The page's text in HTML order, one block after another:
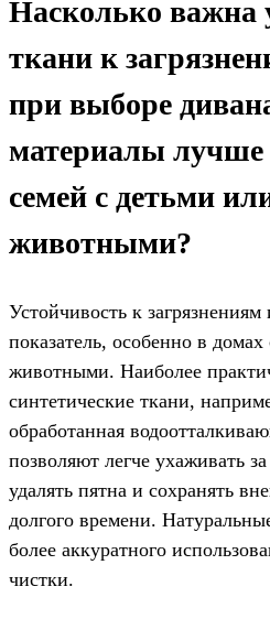
Насколько важна
ткани к
при выборе
материалы лучше
семей с детьми
животными?
Устойчивость к
показатель, особенно в
животными. Наиболее
синтетические ткани,
обработанная
позволяют легче ухаживать
удалять пятна и сохранять
долгого времени.
более аккуратного
чистки.